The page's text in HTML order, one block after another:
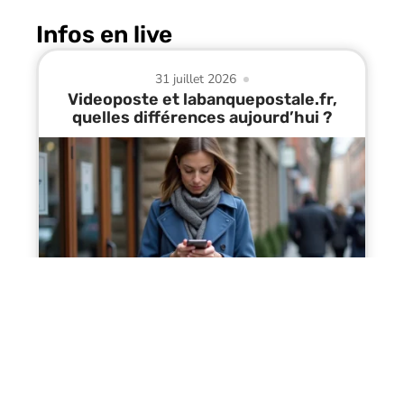
Infos en live
31 juillet 2026
Videoposte et labanquepostale.fr,
quelles différences aujourd’hui ?